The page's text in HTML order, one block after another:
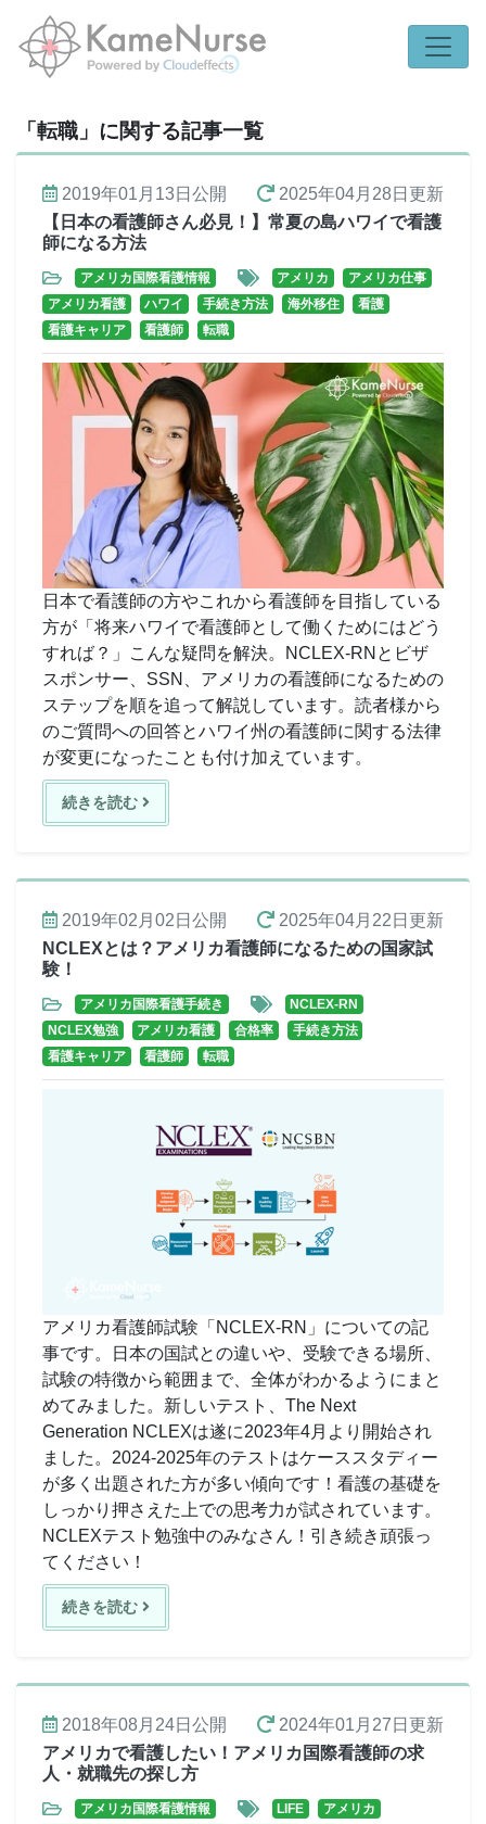
「転職」に関する記事一覧
2019年01月13日 公開 2025年04月28日 更新
【日本の看護師さん必見！】常夏の島ハワイで看護
師になる方法
アメリカ国際看護情報 アメリカ
アメリカ仕事
アメリカ看護
ハワイ 手続き方法 海外移住
看護
看護キャリア
看護師 転職
日本で看護師の方やこれから看護師を目指している
方が「将来ハワイで看護師として働くためにはどう
すれば？」こんな疑問を解決。NCLEX-RNとビザ
スポンサー、SSN、アメリカの看護師になるための
ステップを順を追って解説しています。読者様から
のご質問への回答とハワイ州の看護師に関する法律
が変更になったことも付け加えています。
続きを読む
2019年02月02日 公開 2025年04月22日 更新
NCLEXとは？アメリカ看護師になるための国家試
験！
アメリカ国際看護手続き
NCLEX-RN
NCLEX勉強
アメリカ看護 合格率
手続き方法
看護キャリア
看護師 転職
アメリカ看護師試験「NCLEX-RN」についての記
事です。日本の国試との違いや、受験できる場所、
試験の特徴から範囲まで、全体がわかるようにまと
めてみました。新しいテスト、The Next
Generation NCLEXは遂に2023年4月より開始され
ました。2024-2025年のテストはケーススタディー
が多く出題された方が多い傾向です！看護の基礎を
しっかり押さえた上での思考力が試されています。
NCLEXテスト勉強中のみなさん！引き続き頑張っ
てください！
続きを読む
2018年08月24日 公開 2024年01月27日 更新
アメリカで看護したい！アメリカ国際看護師の求
人・就職先の探し方
アメリカ国際看護情報 LIFE
アメリカ